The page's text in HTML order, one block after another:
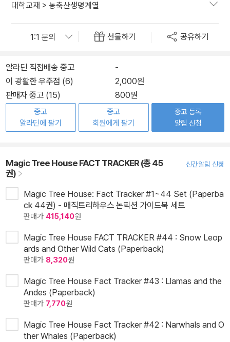
대학교재 > 농축산생명계열
선물하기 공유하기
알라딘 직접배송 중고
-
이 광활한 우주점 (6)
2,000원
판매자 중고 (15)
800원
중고
알라딘에 팔기
중고
회원에게 팔기
중고 등록
알림 신청
Magic Tree House FACT TRACKER (총 45
권)
신간알림 신청
Magic Tree House: Fact Tracker #1~44 Set (Paperba
ck 44권) - 매직트리하우스 논픽션 가이드북 세트
판매가 415,140원
Magic Tree House FACT TRACKER #44 : Snow Leop
ards and Other Wild Cats (Paperback)
판매가 8,320원
Magic Tree House Fact Tracker #43 : Llamas and the
Andes (Paperback)
판매가 7,770원
Magic Tree House Fact Tracker #42 : Narwhals and O
ther Whales (Paperback)